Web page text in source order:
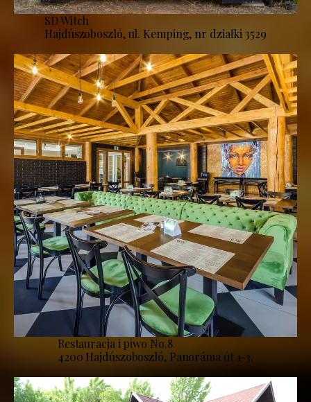
SD Witch
Hajdúszoboszló, ul. Kemping, nr działki 3529
Restauracja i piwo No.8
4200 Hajdúszoboszló, Panoráma út 1-3.